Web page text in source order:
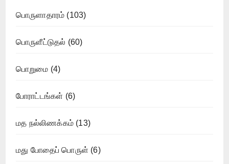
பொருளாதாரம் (103)
பொருளீட்டுதல் (60)
பொறுமை (4)
போராட்டங்கள் (6)
மத நல்லிணக்கம் (13)
மது போதைப் பொருள் (6)